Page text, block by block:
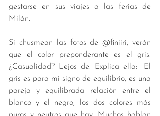
gestarse en sus viajes a las ferias de
Milán.
Si chusmean las fotos de @finiiri, verán
que el color preponderante es el gris.
¿Casualidad? Lejos de. Explica ella: "El
gris es para mí signo de equilibrio, es una
pareja y equilibrada relación entre el
blanco y el negro, los dos colores más